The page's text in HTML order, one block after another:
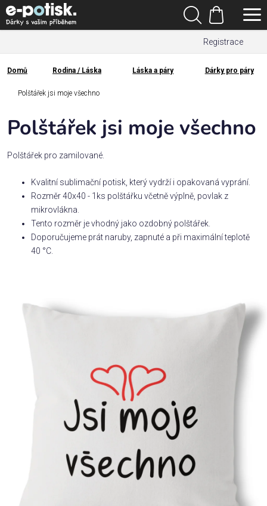
Přejít
na
obsah
Registrace
Hledat
Nákupní
košík
Kategorie
Dárek
Rodina
Láska
Povolání,
zájmy a
Oblečení
Domů
Domů Rodina / Láska Láska a páry Dárky pro páry
Polštářek jsi moje všechno
Polštářek jsi moje všechno
Polštářek pro zamilované.
Kvalitní sublimační potisk, který vydrží i opakovaná vyprání.
Rozměr 40x40 - 1ks polštářku včetně výplně, povlak z
mikrovlákna.
Tento rozměr je vhodný jako ozdobný polštářek.
Doporučujeme prát naruby, zapnuté a při maximální teplotě
40 °C.